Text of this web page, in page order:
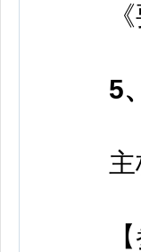
《要
5
主标
【